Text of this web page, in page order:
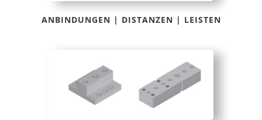
ANBINDUNGEN | DISTANZEN | LEISTEN